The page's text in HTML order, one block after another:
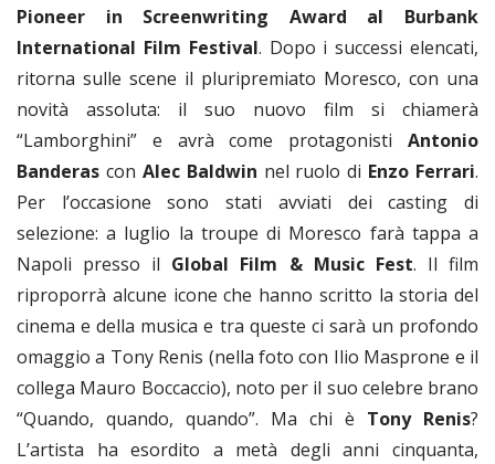
Pioneer in Screenwriting Award al Burbank
International Film Festival. Dopo i successi elencati,
ritorna sulle scene il pluripremiato Moresco, con una
novità assoluta: il suo nuovo film si chiamerà
“Lamborghini” e avrà come protagonisti Antonio
Banderas con Alec Baldwin nel ruolo di Enzo Ferrari.
Per l’occasione sono stati avviati dei casting di
selezione: a luglio la troupe di Moresco farà tappa a
Napoli presso il Global Film & Music Fest. Il film
riproporrà alcune icone che hanno scritto la storia del
cinema e della musica e tra queste ci sarà un profondo
omaggio a Tony Renis (nella foto con Ilio Masprone e il
collega Mauro Boccaccio), noto per il suo celebre brano
“Quando, quando, quando”. Ma chi è Tony Renis?
L’artista ha esordito a metà degli anni cinquanta,